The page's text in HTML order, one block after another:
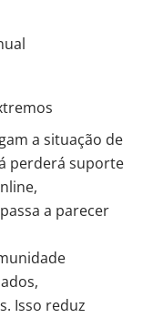
a situação de
perderá suporte
a parecer
Isso reduz